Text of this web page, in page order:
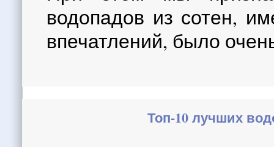
водопадов из сотен,
впечатлений, было
Топ-10 лучших